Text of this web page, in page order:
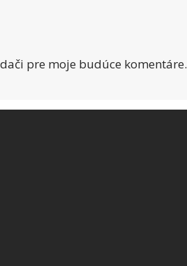
pre moje budúce komentáre.